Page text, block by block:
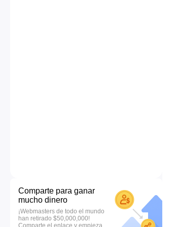
Comparte para ganar
mucho dinero
¡Webmasters de todo el mundo
han retirado $50,000,000!
Comparte el enlace y empieza